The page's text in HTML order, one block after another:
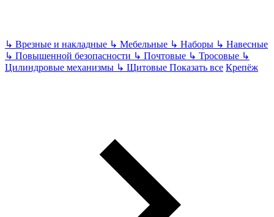
↳ Врезные и накладные ↳ Мебельные ↳ Наборы ↳ Навесные
↳ Повышенной безопасности ↳ Почтовые ↳ Тросовые ↳
Цилиндровые механизмы ↳ Щитовые Показать все Крепёж